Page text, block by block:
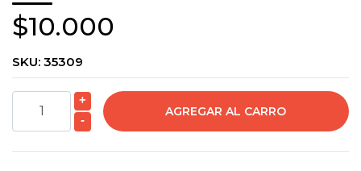
$10.000
SKU: 35309
+
-